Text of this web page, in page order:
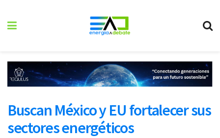
Buscan México y EU fortalecer sus
sectores energéticos